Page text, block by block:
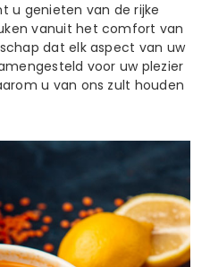
u genieten van de rijke
vanuit het comfort van
dat elk aspect van uw
voor uw plezier
u van ons zult houden